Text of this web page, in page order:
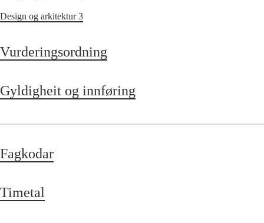
Design og arkitektur 3
Vurderingsordning
Gyldigheit og innføring
Fagkodar
Timetal